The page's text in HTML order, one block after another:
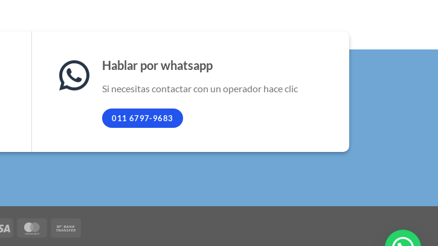
Hablar por whatsapp
Si necesitas contactar con un operador hace clic
011 6797-9683